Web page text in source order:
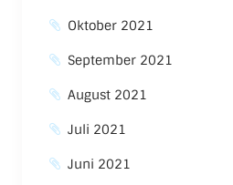
Oktober 2021
September 2021
August 2021
Juli 2021
Juni 2021